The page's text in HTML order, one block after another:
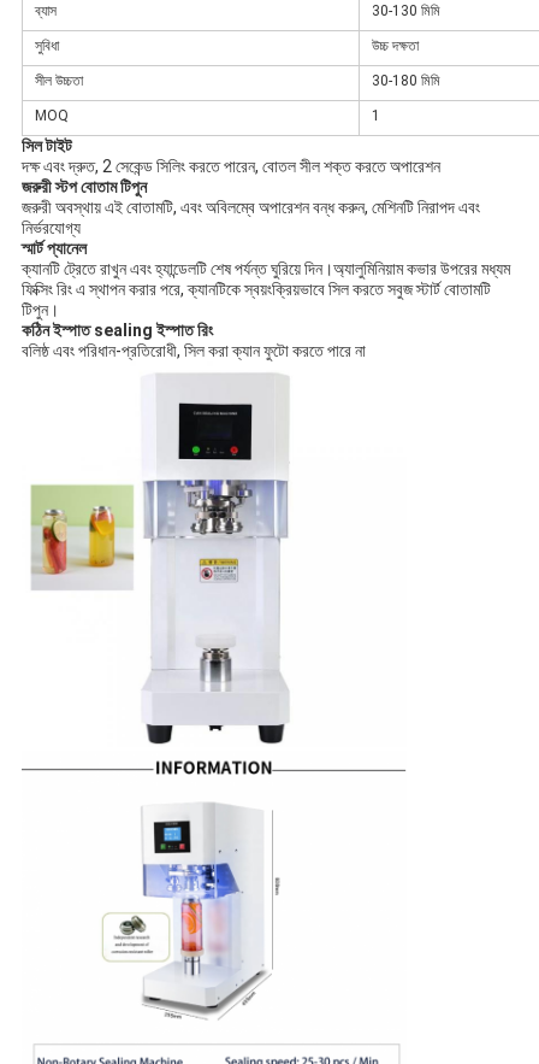
ব্যাস 30-130 মিমি
সুবিধা উচ্চ দক্ষতা
সীল উচ্চতা 30-180 মিমি
MOQ 1
সিল টাইট
দক্ষ এবং দ্রুত, 2 সেকেন্ড সিলিং করতে পারেন, বোতল সীল শক্ত করতে অপারেশন
জরুরী স্টপ বোতাম টিপুন
জরুরী অবস্থায় এই বোতামটি, এবং অবিলম্বে অপারেশন বন্ধ করুন, মেশিনটি নিরাপদ এবং
নির্ভরযোগ্য
স্মার্ট প্যানেল
ক্যানটি ট্রেতে রাখুন এবং হ্যান্ডেলটি শেষ পর্যন্ত ঘুরিয়ে দিন।অ্যালুমিনিয়াম কভার উপরের মধ্যম
ফিক্সিং রিং এ স্থাপন করার পরে, ক্যানটিকে স্বয়ংক্রিয়ভাবে সিল করতে সবুজ স্টার্ট বোতামটি
টিপুন।
কঠিন ইস্পাত sealing ইস্পাত রিং
বলিষ্ঠ এবং পরিধান-প্রতিরোধী, সিল করা ক্যান ফুটো করতে পারে না